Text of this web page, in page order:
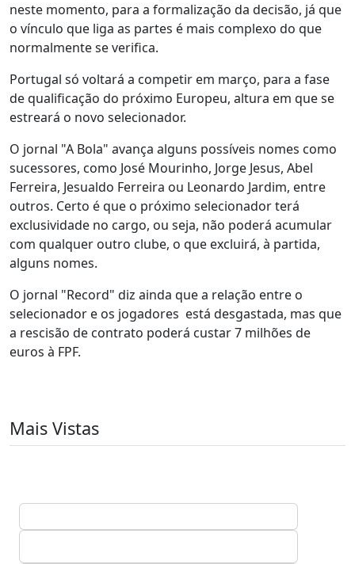
neste momento, para a formalização da decisão, já que
o vínculo que liga as partes é mais complexo do que
normalmente se verifica.
Portugal só voltará a competir em março, para a fase
de qualificação do próximo Europeu, altura em que se
estreará o novo selecionador.
O jornal "A Bola" avança alguns possíveis nomes como
sucessores, como José Mourinho, Jorge Jesus, Abel
Ferreira, Jesualdo Ferreira ou Leonardo Jardim, entre
outros. Certo é que o próximo selecionador terá
exclusividade no cargo, ou seja, não poderá acumular
com qualquer outro clube, o que excluirá, à partida,
alguns nomes.
O jornal "Record" diz ainda que a relação entre o
selecionador e os jogadores está desgastada, mas que
a rescisão de contrato poderá custar 7 milhões de
euros à FPF.
Mais Vistas